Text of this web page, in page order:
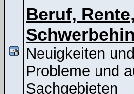
Beruf, Rente,
Neuigkeiten
Probleme und
Sachgebieten